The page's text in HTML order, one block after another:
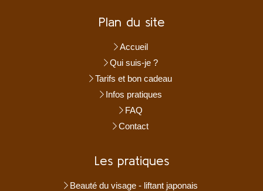
Plan du site
Accueil
Qui suis-je ?
Tarifs et bon cadeau
Infos pratiques
FAQ
Contact
Les pratiques
Beauté du visage - liftant japonais